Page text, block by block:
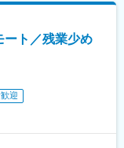
ケ関駅(埼玉県)、本厚木
駅、南船橋駅、宮原
駅、牛田駅(東京都)、
早稲田駅、船橋駅、
葉駅、武蔵溝ノ口
住吉駅(東京都)、赤羽
、水道橋駅、朝霞台
三丁目駅、茅場町駅、
ート／残業少め
迎